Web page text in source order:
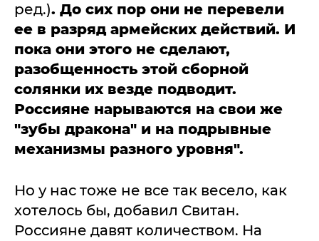
ред.). До сих пор они не перевели
ее в разряд армейских действий. И
пока они этого не сделают,
разобщенность этой сборной
солянки их везде подводит.
Россияне нарываются на свои же
"зубы дракона" и на подрывные
механизмы разного уровня".
Но у нас тоже не все так весело, как
хотелось бы, добавил Свитан.
Россияне давят количеством. На